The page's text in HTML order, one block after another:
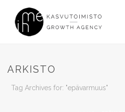
ARKISTO
Tag Archives for: "epävarmuus"